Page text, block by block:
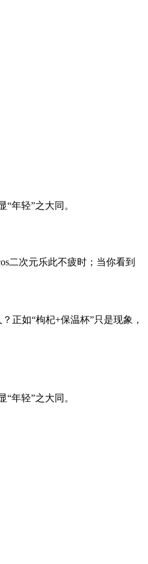
年轻”之大同。
二次元乐此不疲时；当你看到
正如“枸杞+保温杯”只是现象，
年轻”之大同。